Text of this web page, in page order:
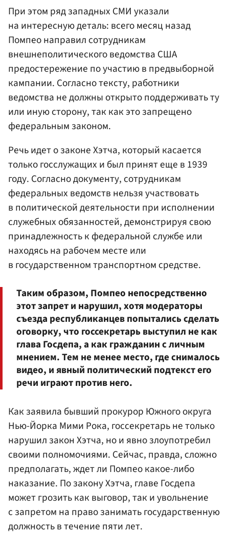
При этом ряд западных СМИ указали
на интересную деталь: всего месяц назад
Помпео направил сотрудникам
внешнеполитического ведомства США
предостережение по участию в предвыборной
кампании. Согласно тексту, работники
ведомства не должны открыто поддерживать ту
или иную сторону, так как это запрещено
федеральным законом.
Речь идет о законе Хэтча, который касается
только госслужащих и был принят еще в 1939
году. Согласно документу, сотрудникам
федеральных ведомств нельзя участвовать
в политической деятельности при исполнении
служебных обязанностей, демонстрируя свою
принадлежность к федеральной службе или
находясь на рабочем месте или
в государственном транспортном средстве.
Таким образом, Помпео непосредственно
этот запрет и нарушил, хотя модераторы
съезда республиканцев попытались сделать
оговорку, что госсекретарь выступил не как
глава Госдепа, а как гражданин с личным
мнением. Тем не менее место, где снималось
видео, и явный политический подтекст его
речи играют против него.
Как заявила бывший прокурор Южного округа
Нью-Йорка Мими Рока, госсекретарь не только
нарушил закон Хэтча, но и явно злоупотребил
своими полномочиями. Сейчас, правда, сложно
предполагать, ждет ли Помпео какое-либо
наказание. По закону Хэтча, главе Госдепа
может грозить как выговор, так и увольнение
с запретом на право занимать государственную
должность в течение пяти лет.